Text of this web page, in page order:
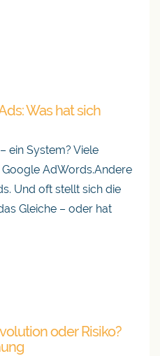
Was hat sich
ein System? Viele
AdWords.Andere
Und oft stellt sich die
Gleiche – oder hat
oder Risiko?